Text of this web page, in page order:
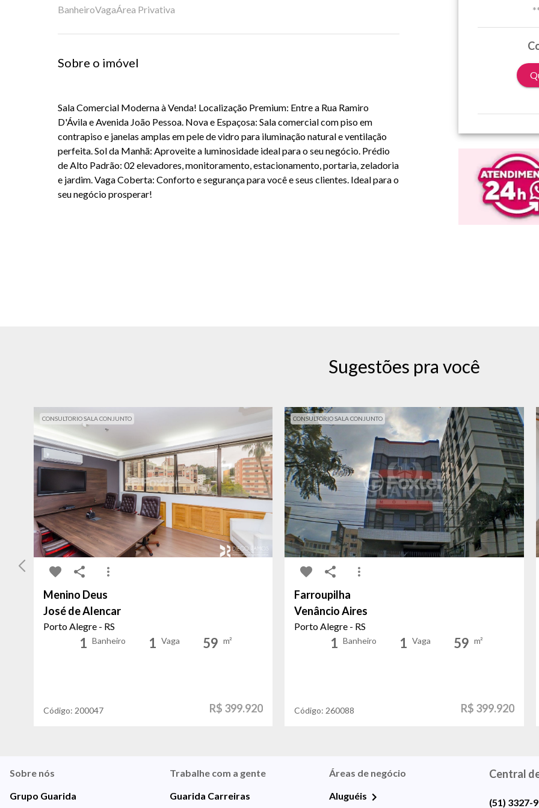
BanheiroVagaÁrea Privativa
Sobre o imóvel
Sala Comercial Moderna à Venda! Localização Premium: Entre a Rua Ramiro
D'Ávila e Avenida João Pessoa. Nova e Espaçosa: Sala comercial com piso em
contrapiso e janelas amplas em pele de vidro para iluminação natural e ventilação
perfeita. Sol da Manhã: Aproveite a luminosidade ideal para o seu negócio. Prédio
de Alto Padrão: 02 elevadores, monitoramento, estacionamento, portaria, zeladoria
e jardim. Vaga Coberta: Conforto e segurança para você e seus clientes. Ideal para o
seu negócio prosperar!
Sugestões pra você
CONSULTORIO SALA CONJUNTO
Menino Deus
José de Alencar
Porto Alegre - RS
1 Banheiro 1 Vaga 59 m²
Código: 200047 R$ 399.920
CONSULTORIO SALA CONJUNTO
Farroupilha
Venâncio Aires
Porto Alegre - RS
1 Banheiro 1 Vaga 59 m²
Código: 260088 R$ 399.920
Sobre nós
Grupo Guarida
Trabalhe com a gente
Guarida Carreiras
Áreas de negócio
Aluguéis
Central
(51) 3327-